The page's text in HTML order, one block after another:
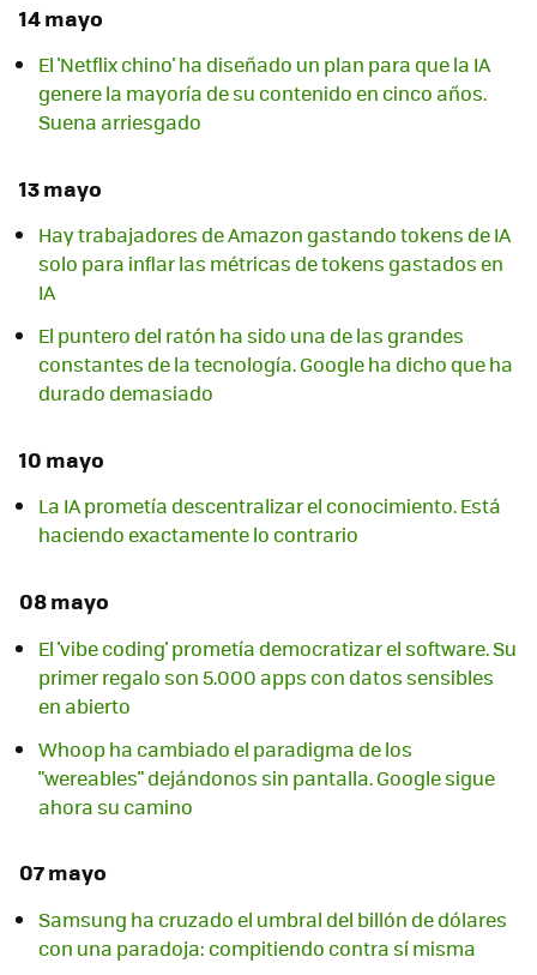
14 mayo
El 'Netflix chino' ha diseñado un plan para que la IA
genere la mayoría de su contenido en cinco años.
Suena arriesgado
13 mayo
Hay trabajadores de Amazon gastando tokens de IA
solo para inflar las métricas de tokens gastados en
IA
El puntero del ratón ha sido una de las grandes
constantes de la tecnología. Google ha dicho que ha
durado demasiado
10 mayo
La IA prometía descentralizar el conocimiento. Está
haciendo exactamente lo contrario
08 mayo
El 'vibe coding' prometía democratizar el software. Su
primer regalo son 5.000 apps con datos sensibles
en abierto
Whoop ha cambiado el paradigma de los
"wereables" dejándonos sin pantalla. Google sigue
ahora su camino
07 mayo
Samsung ha cruzado el umbral del billón de dólares
con una paradoja: compitiendo contra sí misma